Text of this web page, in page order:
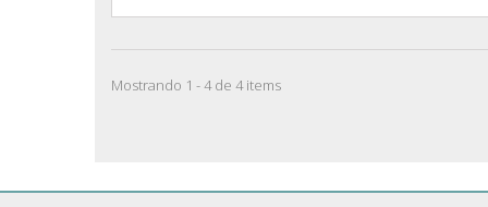
Mostrando 1 - 4 de 4 items